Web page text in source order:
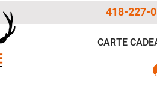
418-227-
CARTE